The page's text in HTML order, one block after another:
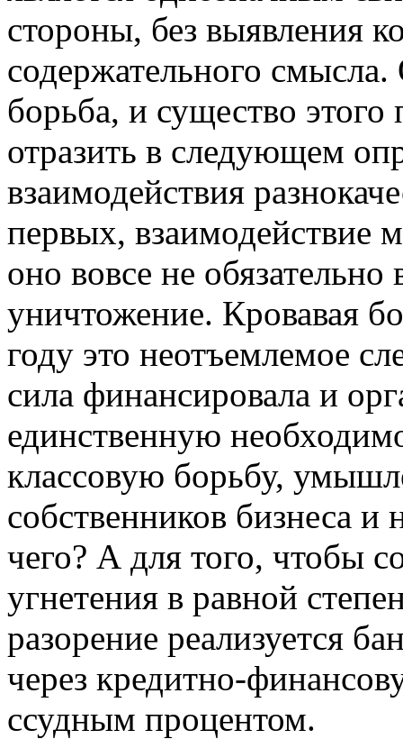
стороны, без выявления
содержательного смысла.
борьба, и существо
отразить в следующем
взаимодействия
первых, взаимодействие
оно вовсе не
уничтожение. Кровавая
году это неотъемлемое
сила финансировала и
единственную
классовую борьбу,
собственников бизнеса
чего? А для того, чтобы
угнетения в равной
разорение реализуется
через кредитно-
ссудным процентом.